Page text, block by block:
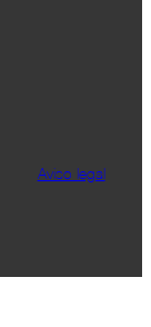
Aviso legal